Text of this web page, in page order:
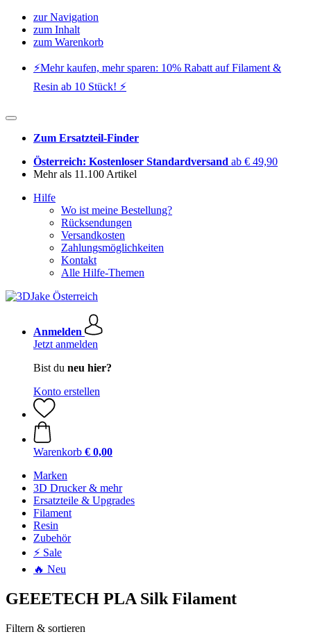
zur Navigation
zum Inhalt
zum Warenkorb
⚡️Mehr kaufen, mehr sparen: 10% Rabatt auf Filament &
Resin ab 10 Stück! ⚡️
Zum Ersatzteil-Finder
Österreich: Kostenloser Standardversand ab € 49,90
Mehr als 11.100 Artikel
Hilfe
Wo ist meine Bestellung?
Rücksendungen
Versandkosten
Zahlungsmöglichkeiten
Kontakt
Alle Hilfe-Themen
Anmelden
Jetzt anmelden
Bist du neu hier?
Konto erstellen
Warenkorb € 0,00
Marken
3D Drucker & mehr
Ersatzteile & Upgrades
Filament
Resin
Zubehör
⚡ Sale
🔥 Neu
GEEETECH PLA Silk Filament
Filtern & sortieren